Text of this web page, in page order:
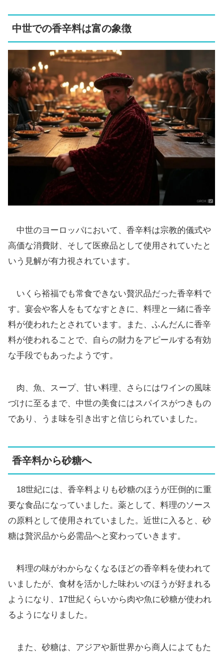
中世での香辛料は富の象徴
中世のヨーロッパにおいて、香辛料は宗教的儀式や
高価な消費財、そして医療品として使用されていたと
いう見解が有力視されています。
いくら裕福でも常食できない贅沢品だった香辛料で
す。宴会や客人をもてなすときに、料理と一緒に香辛
料が使われたとされています。また、ふんだんに香辛
料が使われることで、自らの財力をアピールする有効
な手段でもあったようです。
肉、魚、スープ、甘い料理、さらにはワインの風味
づけに至るまで、中世の美食にはスパイスがつきもの
であり、うま味を引き出すと信じられていました。
香辛料から砂糖へ
18世紀には、香辛料よりも砂糖のほうが圧倒的に重
要な食品になっていました。薬として、料理のソース
の原料として使用されていました。近世に入ると、砂
糖は贅沢品から必需品へと変わっていきます。
料理の味がわからなくなるほどの香辛料を使われて
いましたが、食材を活かした味わいのほうが好まれる
ようになり、17世紀くらいから肉や魚に砂糖が使われ
るようになりました。
また、砂糖は、アジアや新世界から商人によてもた